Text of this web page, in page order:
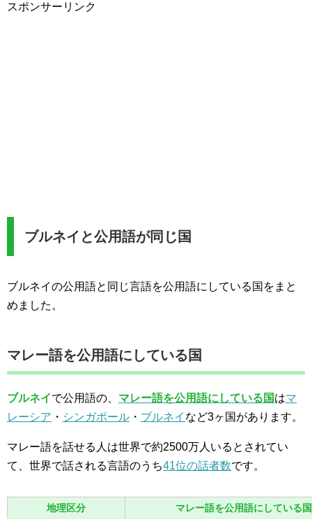
スポンサーリンク
ブルネイと公用語が同じ国
ブルネイの公用語と同じ言語を公用語にしている国をまと
めました。
マレー語を公用語にしている国
ブルネイで公用語の、 マレー語を公用語にしている国はマ
レーシア ・ シンガポール ・ ブルネイ など3ヶ国があります。
マレー語を話せる人は世界で約2500万人いるとされてい
て、世界で話される言語のうち41位の話者数です。
地理区分 マレー語を公用語にしている国